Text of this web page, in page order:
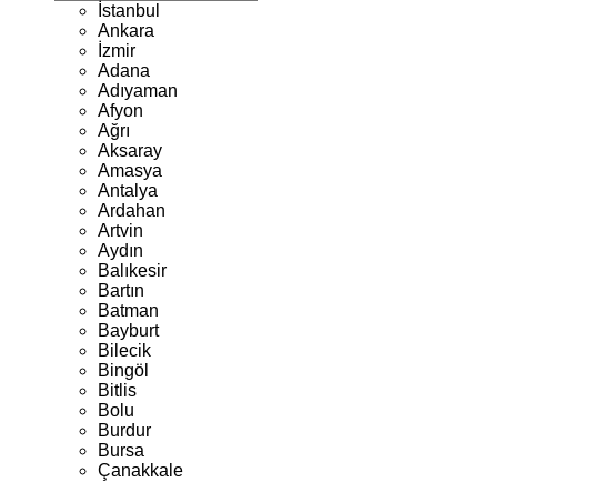
İstanbul
Ankara
İzmir
Adana
Adıyaman
Afyon
Ağrı
Aksaray
Amasya
Antalya
Ardahan
Artvin
Aydın
Balıkesir
Bartın
Batman
Bayburt
Bilecik
Bingöl
Bitlis
Bolu
Burdur
Bursa
Çanakkale